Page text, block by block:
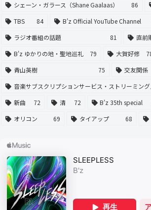
シェーン・ガラース（Shane Gaalaas）
86
TBS
84 B'z Official YouTube Channel
ラジオ番組の話題
81 直前
B'z ゆかりの地・聖地巡礼
79 大賀好修
青山英樹
75 交友関係
音楽サブスクリプションサービス・ストリーミン
新曲
72 清 72 B'z 35th special
オリコン
69 タイアップ 68